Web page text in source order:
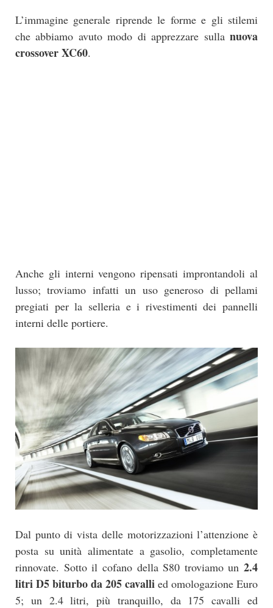
L’immagine generale riprende le forme e gli stilemi
che abbiamo avuto modo di apprezzare sulla nuova
crossover XC60.
Anche gli interni vengono ripensati improntandoli al
lusso; troviamo infatti un uso generoso di pellami
pregiati per la selleria e i rivestimenti dei pannelli
interni delle portiere.
Dal punto di vista delle motorizzazioni l’attenzione è
posta su unità alimentate a gasolio, completamente
rinnovate. Sotto il cofano della S80 troviamo un 2.4
litri D5 biturbo da 205 cavalli ed omologazione Euro
5; un 2.4 litri, più tranquillo, da 175 cavalli ed